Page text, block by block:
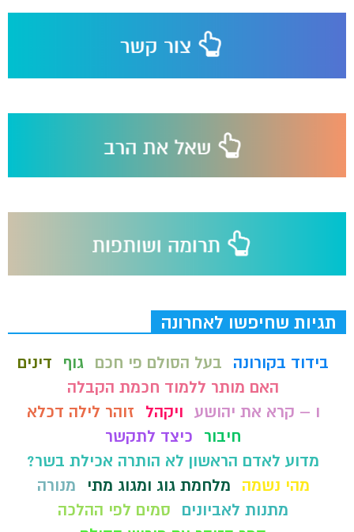
תגיות שחיפשו לאחרונה
בידוד בקורונה בעל הסולם פי חכם גוף
דינים
האם מותר ללמוד חכמת הקבלה
ו – קרא את יהושע ויקהל
זוהר לילה דכלא
חיבור
כיצד לתקשר
מדוע לאדם הראשון לא הותרה אכילת בשר?
מהי נשמה
מלחמת גוג ומגוג מתי
מנורה
מתנות לאביונים
סמים לפי ההלכה